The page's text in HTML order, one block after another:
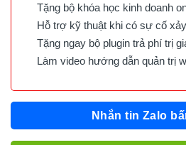
Tặng bộ khóa học kinh doanh
Hỗ trợ kỹ thuật khi có sự cố
Tặng ngay bộ plugin trả phí trị
Làm video hướng dẫn quản trị
Nhắn tin Zalo